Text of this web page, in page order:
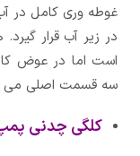
غوطه وری کامل در
در زیر آب قرار
است اما در عوض
سه قسمت اصلی می
کلگی چدنی